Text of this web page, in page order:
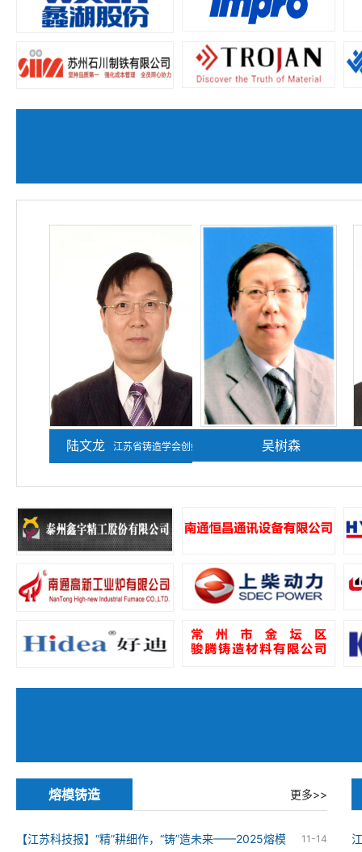
陆文龙 江苏省铸造学会创始人
熊守美 吴树森
熔模铸造 更多>>
11-14
【江苏科技报】“精”耕细作，“铸”造未来——2025熔模